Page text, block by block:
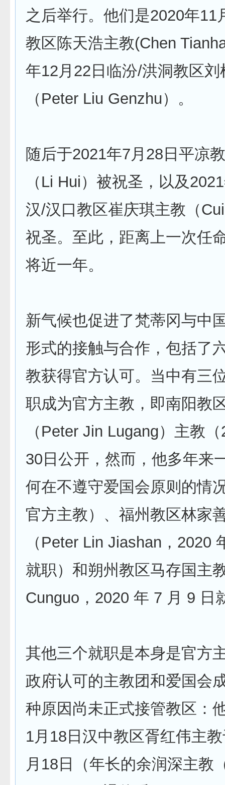
之后举行。他们是2020年11
教区陈天浩主教(Chen
年12月22日临汾/洪洞教区刘
（Peter Liu Genzhu）。
随后于2021年7月28日平凉
（Li Hui）被祝圣，以及
汉/汉口教区崔庆琪主教（
祝圣。至此，距离上一次任
将近一年。
新气候也促进了梵蒂冈与中
形式的接触与合作，包括了
教获得官方认可。当中有三
职成为官方主教，即南阳教
（Peter Jin Lugang）主教
30日公开，然而，他多年来
何在不遵守爱国会原则的情
官方主教）、福州教区林家
（Peter Lin Jiashan，2020
就职）和朔州教区马存国主
Cunguo，2020 年 7 月 9 日
其他三个就职是本身是官方
政府认可的主教团和爱国会
种原因尚未正式接管教区：
1月18日汉中教区胥红伟主
月18日（年长的余润深主教